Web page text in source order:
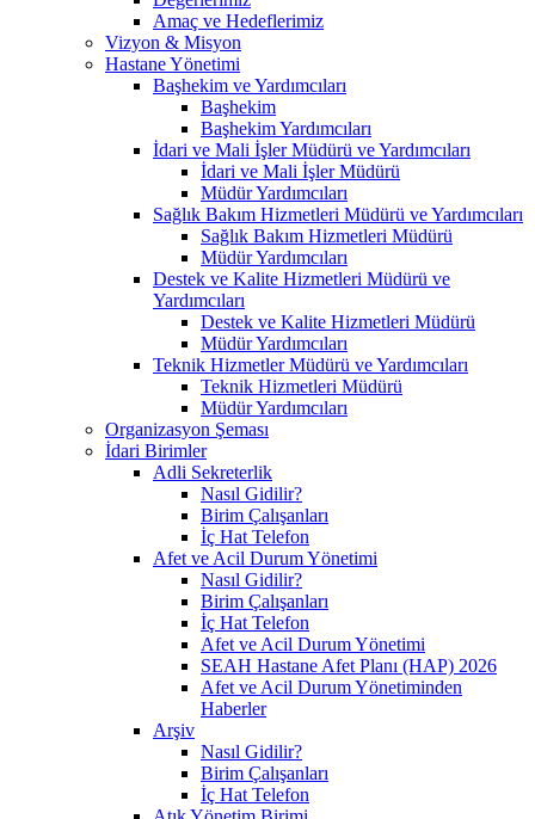
Amaç ve Hedeflerimiz
Vizyon & Misyon
Hastane Yönetimi
Başhekim ve Yardımcıları
Başhekim
Başhekim Yardımcıları
İdari ve Mali İşler Müdürü ve Yardımcıları
İdari ve Mali İşler Müdürü
Müdür Yardımcıları
Sağlık Bakım Hizmetleri Müdürü ve Yardımcıları
Sağlık Bakım Hizmetleri Müdürü
Müdür Yardımcıları
Destek ve Kalite Hizmetleri Müdürü ve
Yardımcıları
Destek ve Kalite Hizmetleri Müdürü
Müdür Yardımcıları
Teknik Hizmetler Müdürü ve Yardımcıları
Teknik Hizmetleri Müdürü
Müdür Yardımcıları
Organizasyon Şeması
İdari Birimler
Adli Sekreterlik
Nasıl Gidilir?
Birim Çalışanları
İç Hat Telefon
Afet ve Acil Durum Yönetimi
Nasıl Gidilir?
Birim Çalışanları
İç Hat Telefon
Afet ve Acil Durum Yönetimi
SEAH Hastane Afet Planı (HAP) 2026
Afet ve Acil Durum Yönetiminden
Haberler
Arşiv
Nasıl Gidilir?
Birim Çalışanları
İç Hat Telefon